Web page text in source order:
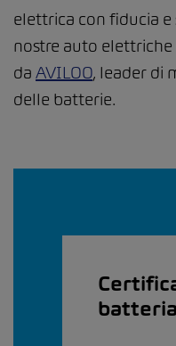
elettrica con fiducia e
nostre auto elettriche
da AVILOO, leader di
delle batterie.
batteria